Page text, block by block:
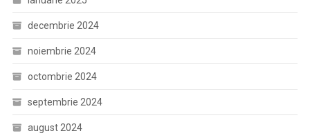
decembrie 2024
noiembrie 2024
octombrie 2024
septembrie 2024
august 2024